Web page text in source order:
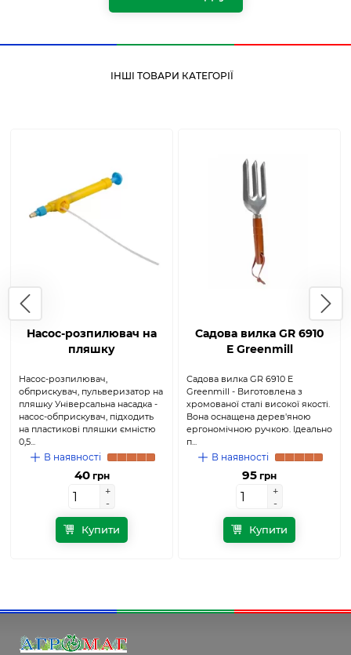
ІНШІ ТОВАРИ КАТЕГОРІЇ
Насос-розпилювач на
пляшку
Насос-розпилювач,
обприскувач, пульверизатор на
пляшку Універсальна насадка -
насос-обприскувач, підходить
на пластикові пляшки ємністю
0,5...
В наявності
40грн
+
-
+
-
Купити
Садова вилка GR 6910
E Greenmill
Садова вилка GR 6910 E
Greenmill - Виготовлена ​​з
хромованої сталі високої якості.
Вона оснащена дерев'яною
ергономічною ручкою. Ідеально
п...
В наявності
95 грн
+
-
+
-
Купити